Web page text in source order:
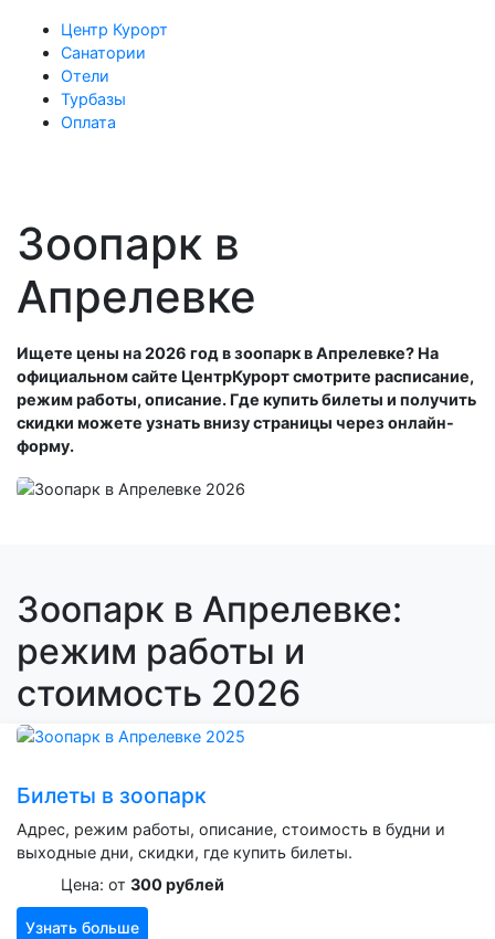
Центр Курорт
Санатории
Отели
Турбазы
Оплата
Зоопарк в
Апрелевке
Ищете цены на 2026 год в зоопарк в Апрелевке? На
официальном сайте ЦентрКурорт смотрите расписание,
режим работы, описание. Где купить билеты и получить
скидки можете узнать внизу страницы через онлайн-
форму.
Зоопарк в Апрелевке:
режим работы и
стоимость 2026
Билеты в зоопарк
Адрес, режим работы, описание, стоимость в будни и
выходные дни, скидки, где купить билеты.
Цена: от 300 рублей
Узнать больше